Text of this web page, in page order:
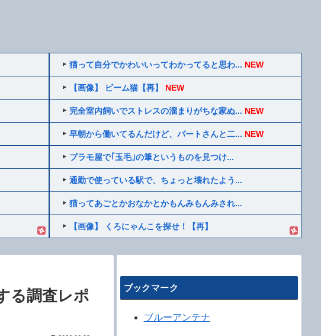
猫って自分でかわいいってわかってると思わ... NEW
【画像】 ビーム猫【再】 NEW
完全室内飼いでストレスの溜まりがちな家ぬ... NEW
早朝から働いてるんだけど、パートさんと二... NEW
プラモ屋で｢玉毛｣の筆というものを見つけ...
通勤で使っている駅で、ちょっと壊れたよう...
猫ってあごとかおなかとかもんみもんみされ...
【画像】 くろにゃんこを探せ！【再】
る調査レポ
ブックマーク
ブルーアンテナ